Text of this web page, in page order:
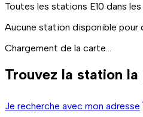
Toutes les stations E10 dans
Aucune station disponible pour
Chargement de la carte...
Trouvez la station
Je recherche avec mon adresse